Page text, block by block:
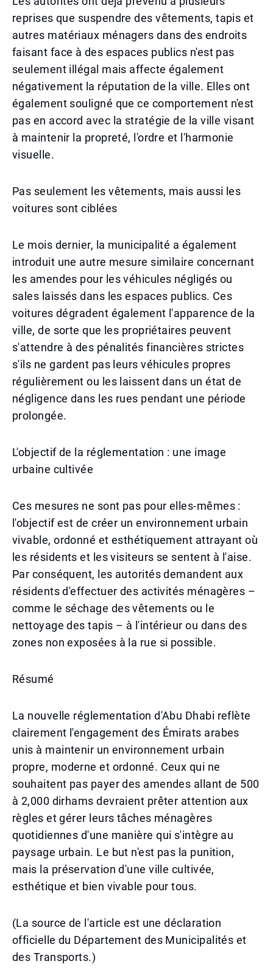
reprises que suspendre des vêtements, tapis et
autres matériaux ménagers dans des endroits
faisant face à des espaces publics n'est pas
seulement illégal mais affecte également
négativement la réputation de la ville. Elles ont
également souligné que ce comportement n'est
pas en accord avec la stratégie de la ville visant
à maintenir la propreté, l'ordre et l'harmonie
visuelle.
Pas seulement les vêtements, mais aussi les
voitures sont ciblées
Le mois dernier, la municipalité a également
introduit une autre mesure similaire concernant
les amendes pour les véhicules négligés ou
sales laissés dans les espaces publics. Ces
voitures dégradent également l'apparence de la
ville, de sorte que les propriétaires peuvent
s'attendre à des pénalités financières strictes
s'ils ne gardent pas leurs véhicules propres
régulièrement ou les laissent dans un état de
négligence dans les rues pendant une période
prolongée.
L'objectif de la réglementation : une image
urbaine cultivée
Ces mesures ne sont pas pour elles-mêmes :
l'objectif est de créer un environnement urbain
vivable, ordonné et esthétiquement attrayant où
les résidents et les visiteurs se sentent à l'aise.
Par conséquent, les autorités demandent aux
résidents d'effectuer des activités ménagères –
comme le séchage des vêtements ou le
nettoyage des tapis – à l'intérieur ou dans des
zones non exposées à la rue si possible.
Résumé
La nouvelle réglementation d'Abu Dhabi reflète
clairement l'engagement des Émirats arabes
unis à maintenir un environnement urbain
propre, moderne et ordonné. Ceux qui ne
souhaitent pas payer des amendes allant de 500
à 2,000 dirhams devraient prêter attention aux
règles et gérer leurs tâches ménagères
quotidiennes d'une manière qui s'intègre au
paysage urbain. Le but n'est pas la punition,
mais la préservation d'une ville cultivée,
esthétique et bien vivable pour tous.
(La source de l'article est une déclaration
officielle du Département des Municipalités et
des Transports.)